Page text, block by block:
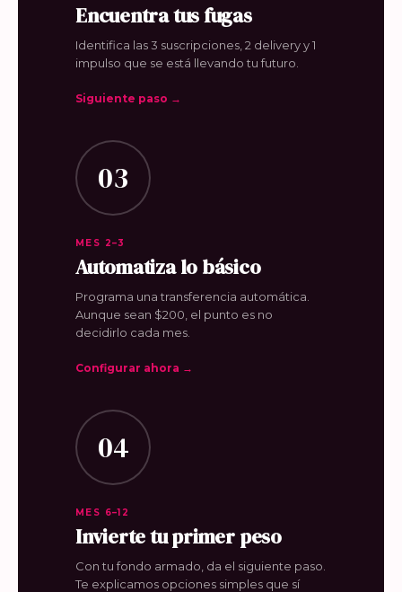
Encuentra tus fugas
Identifica las 3 suscripciones, 2 delivery y 1
impulso que se está llevando tu futuro.
Siguiente paso →
03
MES 2–3
Automatiza lo básico
Programa una transferencia automática.
Aunque sean $200, el punto es no
decidirlo cada mes.
Configurar ahora →
04
MES 6–12
Invierte tu primer peso
Con tu fondo armado, da el siguiente paso.
Te explicamos opciones simples que sí